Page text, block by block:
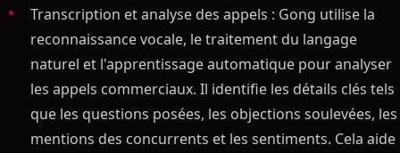
Transcription et analyse des appels : Gong utilise la
reconnaissance vocale, le traitement du langage
naturel et l'apprentissage automatique pour analyser
les appels commerciaux. Il identifie les détails clés tels
que les questions posées, les objections soulevées, les
mentions des concurrents et les sentiments. Cela aide